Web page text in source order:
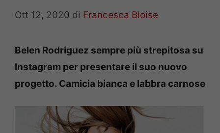
Ott 12, 2020 di Francesca Bloise
Belen Rodriguez sempre più strepitosa su
Instagram per presentare il suo nuovo
progetto. Camicia bianca e labbra carnose